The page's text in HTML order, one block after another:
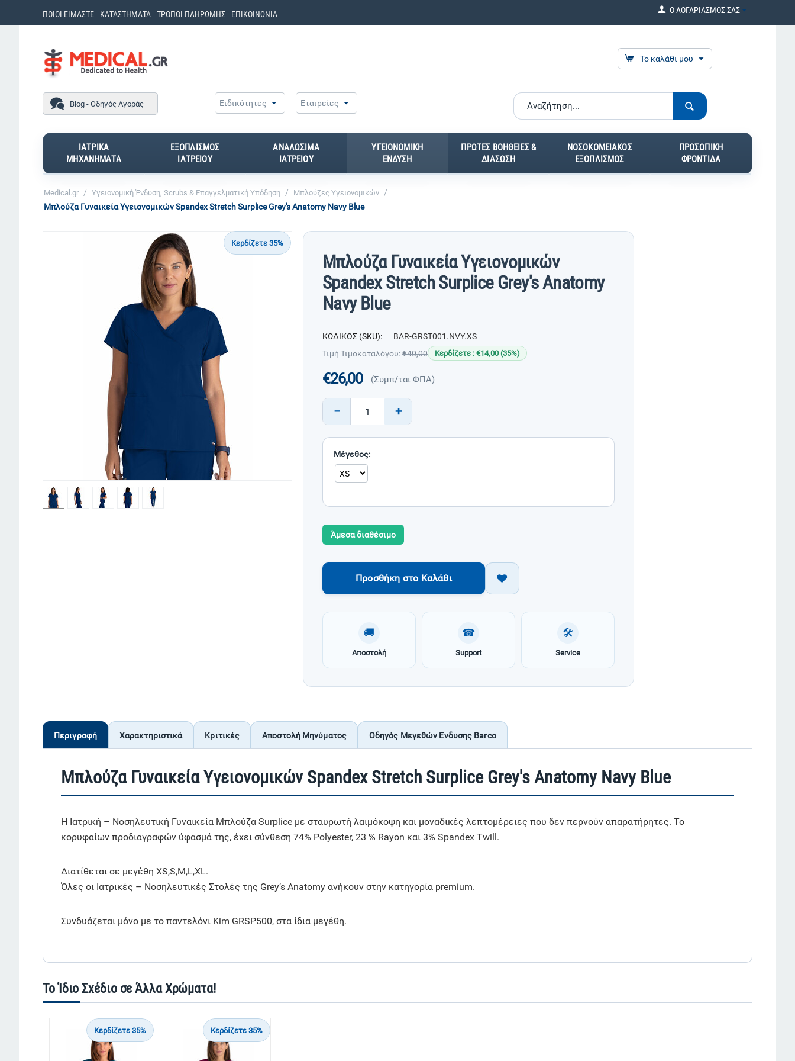
ΠΟΙΟΙ ΕΙΜΑΣΤΕ ΚΑΤΑΣΤΗΜΑΤΑ ΤΡΟΠΟΙ ΠΛΗΡΩΜΗΣ ΕΠΙΚΟΙΝΩΝΙΑ Ο ΛΟΓΑΡΙΑΣΜΟΣ ΣΑΣ
Το καλάθι μου
Blog - Οδηγός Αγοράς Ειδικότητες Εταιρείες
ΙΑΤΡΙΚΑ
ΜΗΧΑΝΗΜΑΤΑ
ΕΞΟΠΛΙΣΜΟΣ
ΙΑΤΡΕΙΟΥ
ΑΝΑΛΩΣΙΜΑ
ΙΑΤΡΕΙΟΥ
ΥΓΕΙΟΝΟΜΙΚΗ
ΕΝΔΥΣΗ
ΠΡΩΤΕΣ ΒΟΗΘΕΙΕΣ &
ΔΙΑΣΩΣΗ
ΝΟΣΟΚΟΜΕΙΑΚΟΣ
ΕΞΟΠΛΙΣΜΟΣ
ΠΡΟΣΩΠΙΚΗ
ΦΡΟΝΤΙΔΑ
Medical.gr / Υγειονομική Ένδυση, Scrubs & Επαγγελματική Υπόδηση / Μπλούζες Υγειονομικών /
Μπλούζα Γυναικεία Yγειονομικών Spandex Stretch Surplice Grey's Anatomy Navy Blue
Κερδίζετε 35%
Μπλούζα Γυναικεία Yγειονομικών
Spandex Stretch Surplice Grey's Anatomy
Navy Blue
ΚΩΔΙΚΟΣ (SKU):
BAR-GRST001.NVY.XS
Τιμή Τιμοκαταλόγου:€40,00 Κερδίζετε : €14,00 (35%)
€26,00 (Συμπ/ται ΦΠΑ)
+
−
Μέγεθος:
Άμεσα διαθέσιμο
Προσθήκη στο Καλάθι
🚚
Αποστολή
☎
Support
🛠
Service
Περιγραφή Χαρακτηριστικά Κριτικές Αποστολή Μηνύματος Οδηγός Μεγεθών Ενδυσης Barco
Μπλούζα Γυναικεία Yγειονομικών Spandex Stretch Surplice Grey's Anatomy Navy Blue
Η Ιατρική – Νοσηλευτική Γυναικεία Μπλούζα Surplice με σταυρωτή λαιμόκοψη και μοναδικές λεπτομέρειες που δεν περνούν απαρατήρητες. To
κορυφαίων προδιαγραφών ύφασμά της, έχει σύνθεση 74% Polyester, 23 % Rayon και 3% Spandex Twill.
Διατίθεται σε μεγέθη XS,S,M,L,XL.
Όλες οι Ιατρικές – Νοσηλευτικές Στολές της Grey’s Anatomy ανήκουν στην κατηγορία premium.
Συνδυάζεται μόνο με το παντελόνι Kim GRSP500, στα ίδια μεγέθη.
Το Ίδιο Σχέδιο σε Άλλα Χρώματα!
Κερδίζετε 35% Κερδίζετε 35%